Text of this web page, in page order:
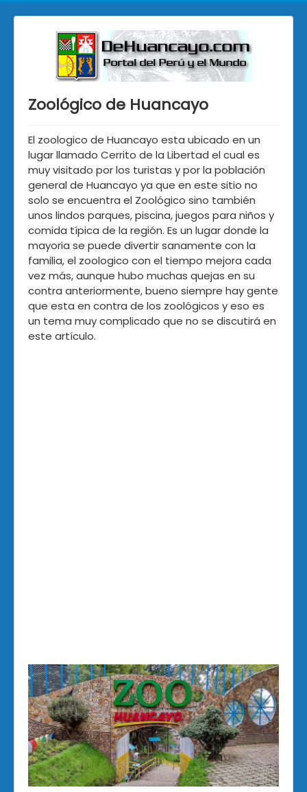
Zoológico de Huancayo
El zoologico de Huancayo esta ubicado en un
lugar llamado Cerrito de la Libertad el cual es
muy visitado por los turistas y por la población
general de Huancayo ya que en este sitio no
solo se encuentra el Zoológico sino también
unos lindos parques, piscina, juegos para niños y
comida típica de la región. Es un lugar donde la
mayoria se puede divertir sanamente con la
familia, el zoologico con el tiempo mejora cada
vez más, aunque hubo muchas quejas en su
contra anteriormente, bueno siempre hay gente
que esta en contra de los zoológicos y eso es
un tema muy complicado que no se discutirá en
este artículo.